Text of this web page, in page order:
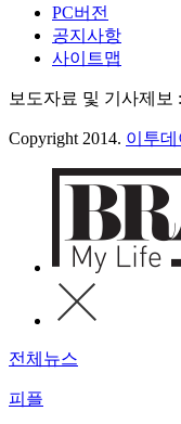
PC버전
공지사항
사이트맵
보도자료 및 기사제보 :
Copyright 2014. 이투데
전체뉴스
피플